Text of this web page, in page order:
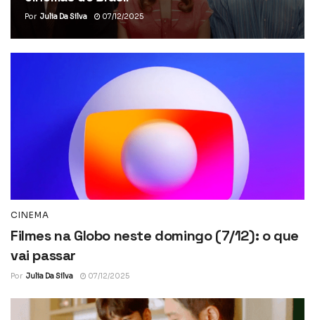
Por Julia Da Silva 07/12/2025
CINEMA
Filmes na Globo neste domingo (7/12): o que
vai passar
Por Julia Da Silva 07/12/2025